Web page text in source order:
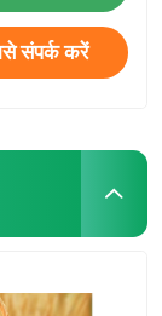
संपर्क करें